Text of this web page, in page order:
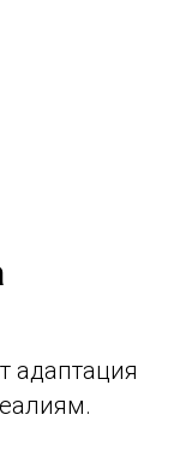
адаптация